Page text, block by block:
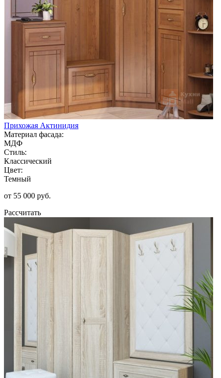
Прихожая Актинидия
Материал фасада:
МДФ
Стиль:
Классический
Цвет:
Темный
от 55 000 руб.
Рассчитать